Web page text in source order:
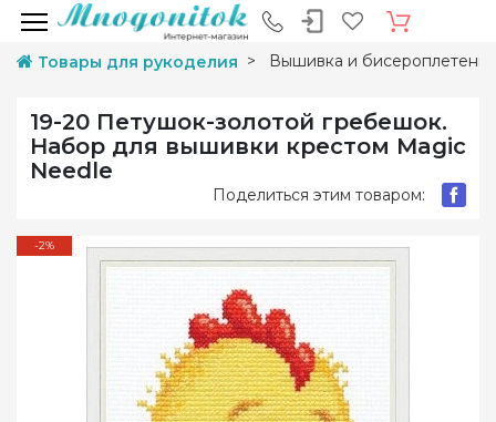
Товары для рукоделия Вышивка и
19-20 Петушок-золотой гребешок.
Набор для вышивки крестом Magic
Needle
Поделиться этим товаром:
-2%